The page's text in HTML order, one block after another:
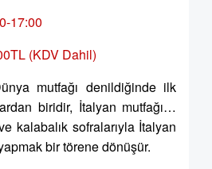
17:00
(KDV Dahil)
mutfağı denildiğinde ilk
biridir, İtalyan mutfağı…
kalabalık sofralarıyla İtalyan
bir törene dönüşür.